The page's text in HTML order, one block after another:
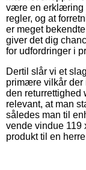
være en erklæring
regler, og at
er meget
giver det dig
for udfordringer i
Dertil slår vi et
primære vilkår der
den returrettighed
relevant, at man
således man til
vende vindue 119
produkt til en